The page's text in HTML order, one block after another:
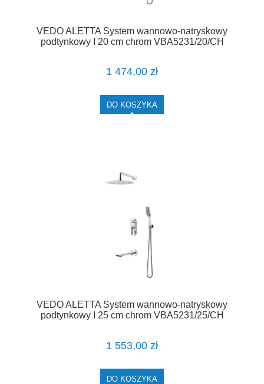
VEDO ALETTA System wannowo-natryskowy
podtynkowy I 20 cm chrom VBA5231/20/CH
1 474,00 zł
DO KOSZYKA
VEDO ALETTA System wannowo-natryskowy
podtynkowy I 25 cm chrom VBA5231/25/CH
1 553,00 zł
DO KOSZYKA